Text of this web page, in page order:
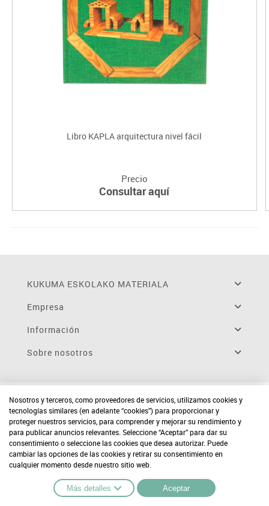
Libro KAPLA arquitectura nivel fácil
Precio
Consultar aquí
KUKUMA ESKOLAKO MATERIALA
Empresa
Información
Sobre nosotros
Nosotros y terceros, como proveedores de servicios, utilizamos cookies y
tecnologías similares (en adelante “cookies”) para proporcionar y
proteger nuestros servicios, para comprender y mejorar su rendimiento y
para publicar anuncios relevantes. Seleccione “Aceptar” para dar su
consentimiento o seleccione las cookies que desea autorizar. Puede
cambiar las opciones de las cookies y retirar su consentimiento en
cualquier momento desde nuestro sitio web.
Más detalles Aceptar